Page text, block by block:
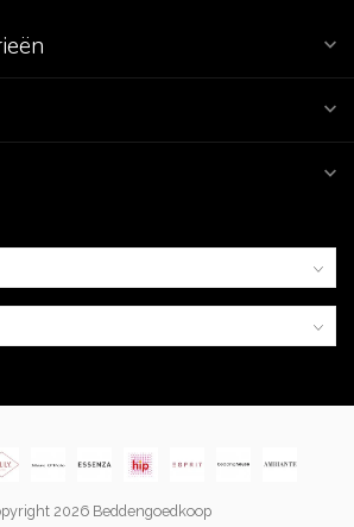
2026 Beddengoedkoop